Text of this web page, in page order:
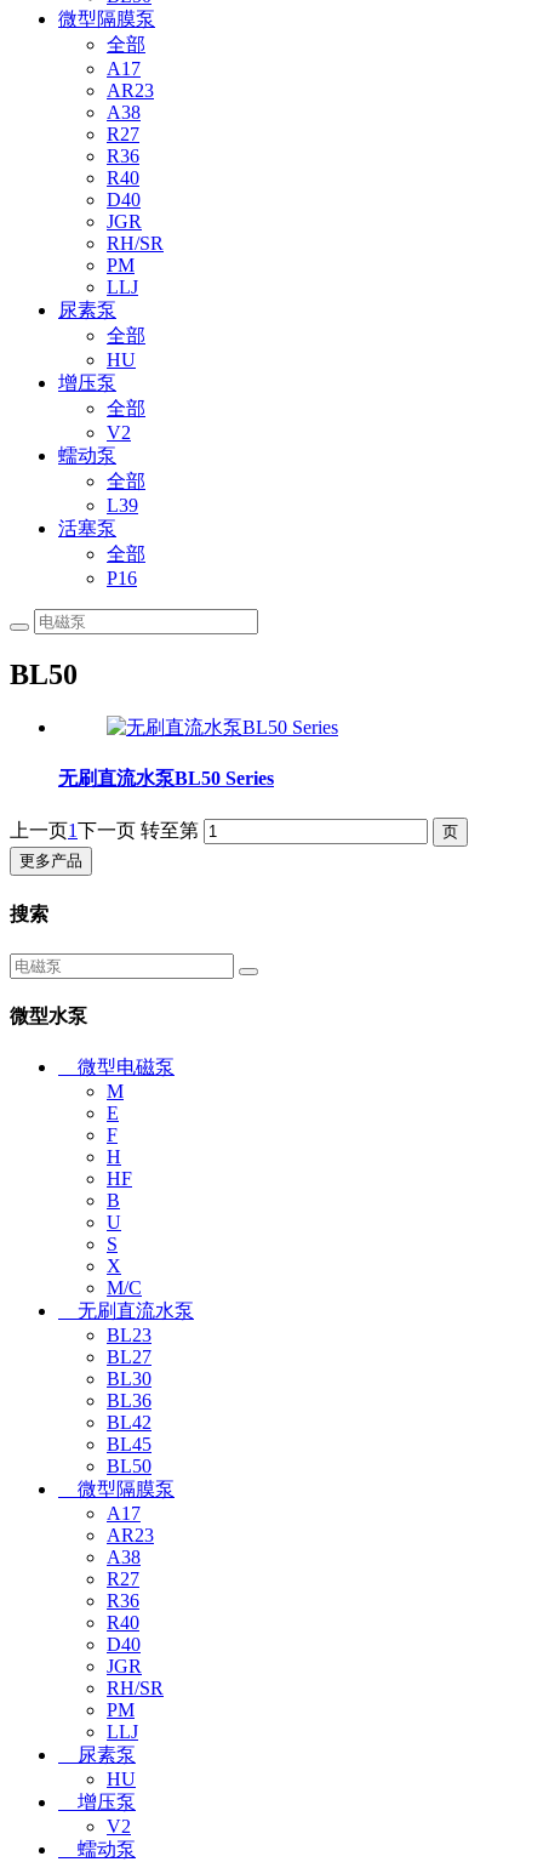
微型隔膜泵
全部
A17
AR23
A38
R27
R36
R40
D40
JGR
RH/SR
PM
LLJ
尿素泵
全部
HU
增压泵
全部
V2
蠕动泵
全部
L39
活塞泵
全部
P16
BL50
无刷直流水泵BL50 Series
上一页1下一页 转至第
更多产品
搜索
微型水泵
微型电磁泵
M
E
F
H
HF
B
U
S
X
M/C
无刷直流水泵
BL23
BL27
BL30
BL36
BL42
BL45
BL50
微型隔膜泵
A17
AR23
A38
R27
R36
R40
D40
JGR
RH/SR
PM
LLJ
尿素泵
HU
增压泵
V2
蠕动泵